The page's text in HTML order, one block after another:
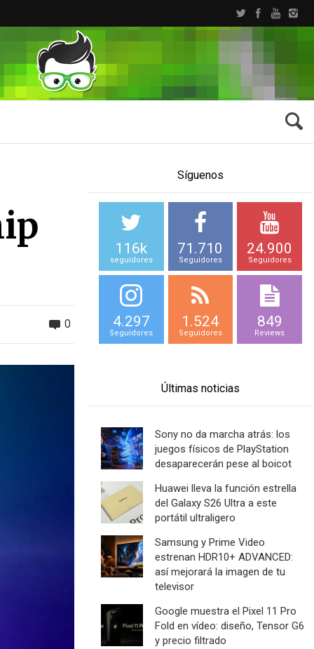
0
Síguenos
116k
seguidores
71.710
Seguidores
24.900
Seguidores
4.297
Seguidores
1.524
Seguidores
849
Reviews
Últimas noticias
Sony no da marcha atrás: los
juegos físicos de PlayStation
desaparecerán pese al boicot
Huawei lleva la función estrella
del Galaxy S26 Ultra a este
portátil ultraligero
Samsung y Prime Video
estrenan HDR10+ ADVANCED:
así mejorará la imagen de tu
televisor
Google muestra el Pixel 11 Pro
Fold en vídeo: diseño, Tensor G6
y precio filtrado